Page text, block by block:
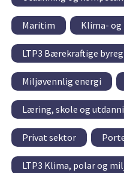
Maritim Klima-
LTP3 Bærekraftige
Miljøvennlig energi
Læring, skole og
Privat sektor
LTP3 Klima, polar og